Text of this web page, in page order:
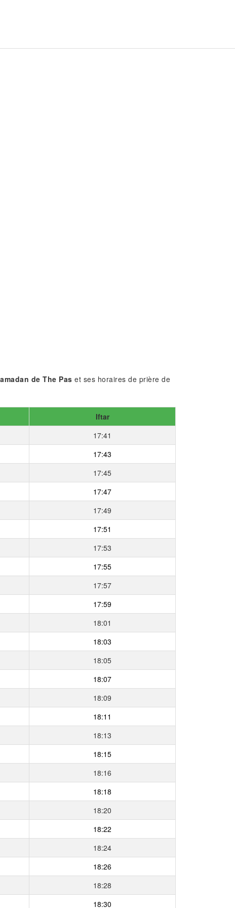
de The Pas et ses horaires de prière de
Iftar
17:41
17:43
17:45
17:47
17:49
17:51
17:53
17:55
17:57
17:59
18:01
18:03
18:05
18:07
18:09
18:11
18:13
18:15
18:16
18:18
18:20
18:22
18:24
18:26
18:28
18:30